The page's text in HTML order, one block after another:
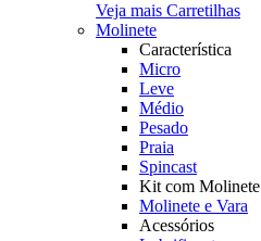
Veja mais Carretilhas
Molinete
Característica
Micro
Leve
Médio
Pesado
Praia
Spincast
Kit com Molinete
Molinete e Vara
Acessórios